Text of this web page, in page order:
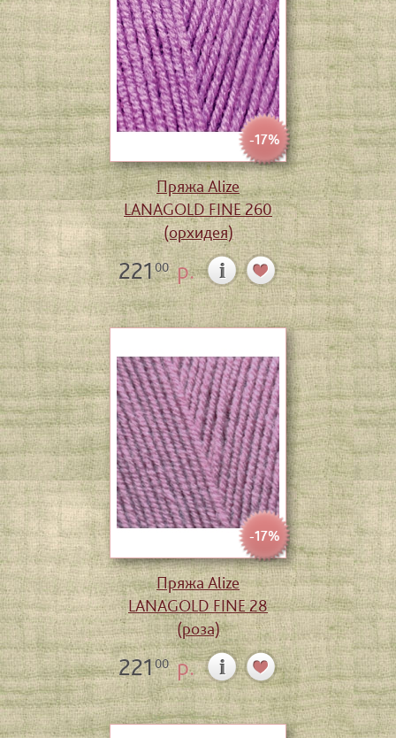
-17%
Пряжа Alize
LANAGOLD FINE 260
(орхидея)
22100р.
-17%
Пряжа Alize
LANAGOLD FINE 28
(роза)
22100р.